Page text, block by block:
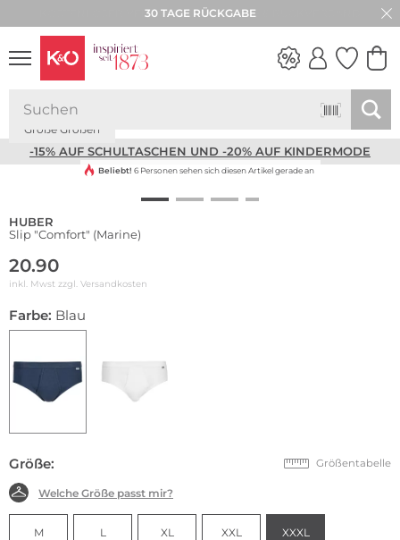
30 TAGE RÜCKGABE
NEW IN
WEDDING
-15% AUF SCHULTASCHEN UND -20% AUF KINDERMODE
Große Größen
Beliebt! 6 Personen sehen sich diesen Artikel gerade an
HUBER
Slip "Comfort" (Marine)
20.90
inkl. Mwst zzgl. Versandkosten
Farbe: Blau
Größe: Größentabelle
Welche Größe passt mir?
M L XL XXL XXXL